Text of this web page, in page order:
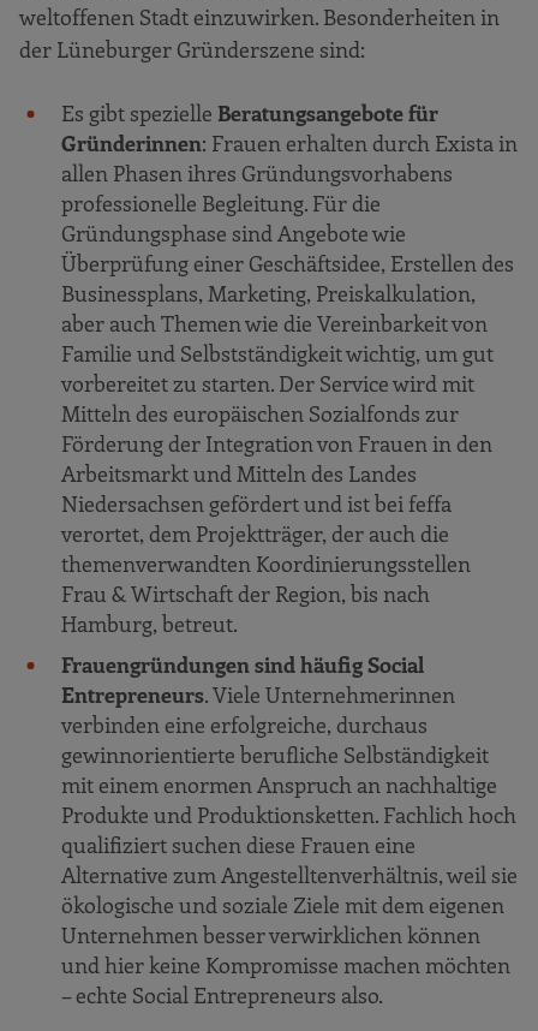
weltoffenen Stadt einzuwirken. Besonderheiten in
der Lüneburger Gründerszene sind:
Es gibt spezielle Beratungsangebote für
Gründerinnen: Frauen erhalten durch Exista in
allen Phasen ihres Gründungsvorhabens
professionelle Begleitung. Für die
Gründungsphase sind Angebote wie
Überprüfung einer Geschäftsidee, Erstellen des
Businessplans, Marketing, Preiskalkulation,
aber auch Themen wie die Vereinbarkeit von
Familie und Selbstständigkeit wichtig, um gut
vorbereitet zu starten. Der Service wird mit
Mitteln des europäischen Sozialfonds zur
Förderung der Integration von Frauen in den
Arbeitsmarkt und Mitteln des Landes
Niedersachsen gefördert und ist bei feffa
verortet, dem Projektträger, der auch die
themenverwandten Koordinierungsstellen
Frau & Wirtschaft der Region, bis nach
Hamburg, betreut.
Frauengründungen sind häufig Social
Entrepreneurs. Viele Unternehmerinnen
verbinden eine erfolgreiche, durchaus
gewinnorientierte berufliche Selbständigkeit
mit einem enormen Anspruch an nachhaltige
Produkte und Produktionsketten. Fachlich hoch
qualifiziert suchen diese Frauen eine
Alternative zum Angestelltenverhältnis, weil sie
ökologische und soziale Ziele mit dem eigenen
Unternehmen besser verwirklichen können
und hier keine Kompromisse machen möchten
– echte Social Entrepreneurs also.